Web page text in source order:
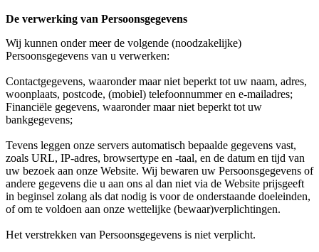
De verwerking van Persoonsgegevens
Wij kunnen onder meer de volgende (noodzakelijke)
Persoonsgegevens van u verwerken:
Contactgegevens, waaronder maar niet beperkt tot uw naam, adres,
woonplaats, postcode, (mobiel) telefoonnummer en e-mailadres;
Financiële gegevens, waaronder maar niet beperkt tot uw
bankgegevens;
Tevens leggen onze servers automatisch bepaalde gegevens vast,
zoals URL, IP-adres, browsertype en -taal, en de datum en tijd van
uw bezoek aan onze Website. Wij bewaren uw Persoonsgegevens of
andere gegevens die u aan ons al dan niet via de Website prijsgeeft
in beginsel zolang als dat nodig is voor de onderstaande doeleinden,
of om te voldoen aan onze wettelijke (bewaar)verplichtingen.
Het verstrekken van Persoonsgegevens is niet verplicht.